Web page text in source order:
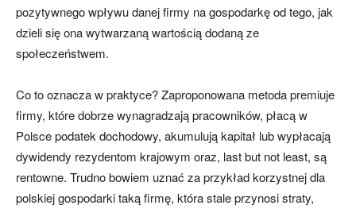
pozytywnego wpływu danej firmy na gospodarkę od tego, jak
dzieli się ona wytwarzaną wartością dodaną ze
społeczeństwem.
Co to oznacza w praktyce? Zaproponowana metoda premiuje
firmy, które dobrze wynagradzają pracowników, płacą w
Polsce podatek dochodowy, akumulują kapitał lub wypłacają
dywidendy rezydentom krajowym oraz, last but not least, są
rentowne. Trudno bowiem uznać za przykład korzystnej dla
polskiej gospodarki taką firmę, która stale przynosi straty,